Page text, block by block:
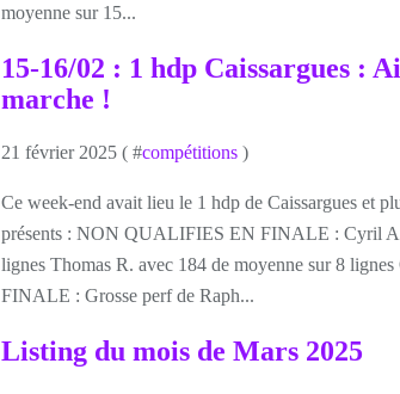
moyenne sur 15...
15-16/02 : 1 hdp Caissargues :
marche !
21 février 2025 ( #compétitions )
Ce week-end avait lieu le 1 hdp de Caissargues et
présents : NON QUALIFIES EN FINALE : Cyril A.
lignes Thomas R. avec 184 de moyenne sur 8
FINALE : Grosse perf de Raph...
Listing du mois de Mars 2025